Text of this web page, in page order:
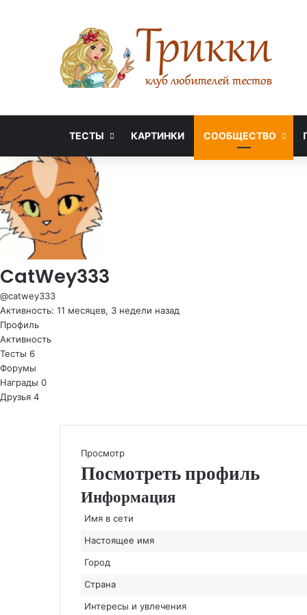
ТЕСТЫ КАРТИНКИ СООБЩЕСТВО
CatWey333
@catwey333
Активность: 11 месяцев, 3 недели назад
Профиль
Активность
Тесты 6
Форумы
Награды 0
Друзья 4
Просмотр
Посмотреть профиль
Информация
Имя в сети
Настоящее имя
Город
Страна
Интересы и увлечения